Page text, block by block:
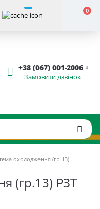
0
+38 (067) 001-2006
Замовити дзвінок
охолодження (гр.13)
(гр.13) РЗТ